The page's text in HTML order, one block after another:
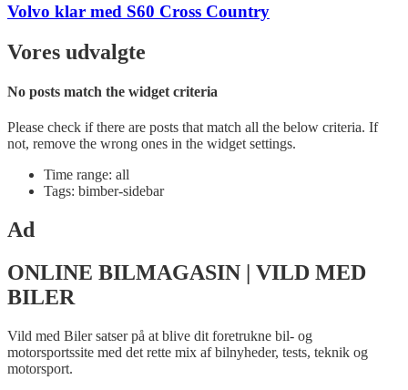
Volvo klar med S60 Cross Country
Vores udvalgte
No posts match the widget criteria
Please check if there are posts that match all the below criteria. If
not, remove the wrong ones in the widget settings.
Time range: all
Tags: bimber-sidebar
Ad
ONLINE BILMAGASIN | VILD MED
BILER
Vild med Biler satser på at blive dit foretrukne bil- og
motorsportssite med det rette mix af bilnyheder, tests, teknik og
motorsport.